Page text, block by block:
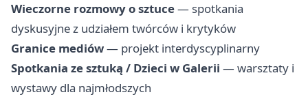
Wieczorne rozmowy o sztuce— spotkania
dyskusyjne z udziałem twórców i krytyków
Granice mediów— projekt interdyscyplinarny
Spotkania ze sztuką / Dzieci w Galerii — warsztaty i
wystawy dla najmłodszych